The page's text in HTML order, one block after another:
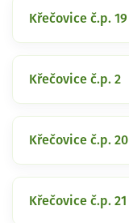
Křečovice č.p. 19
Křečovice č.p. 2
Křečovice č.p. 20
Křečovice č.p. 21